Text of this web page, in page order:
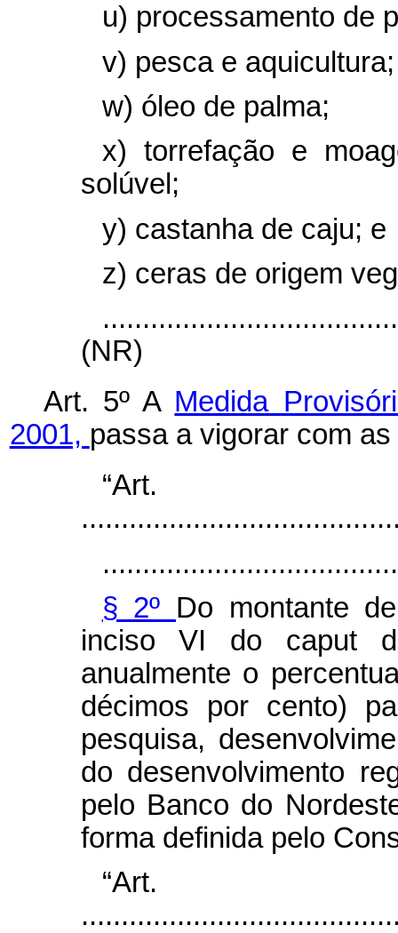
u) processamento de
v) pesca e aquicultura;
w) óleo de palma;
x) torrefação e
solúvel;
y) castanha de caju; e
z) ceras de origem
(NR)
Art. 5º A Medida
2001, passa a vigorar com
§ 2º Do montante
inciso VI do caput
anualmente o
décimos por cento)
pesquisa,
do desenvolvimento
pelo Banco do
forma definida pelo